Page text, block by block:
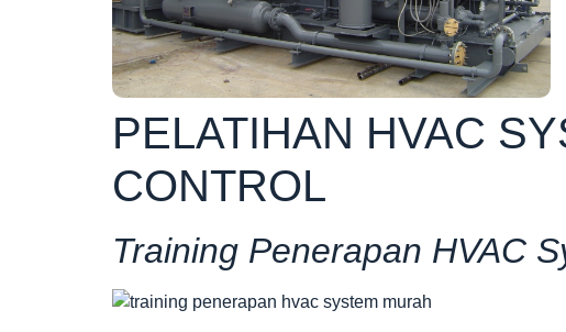
PELATIHAN HVAC
CONTROL
Training Penerapan HVAC